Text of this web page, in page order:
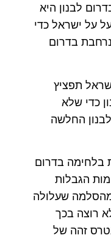
לבנון היא
על ישראל כדי
בדרום
תפציץ
כדי שלא
החלשה
בלחימה בדרום
הגבלות
שעלולה
רוצה בכך
זהה של